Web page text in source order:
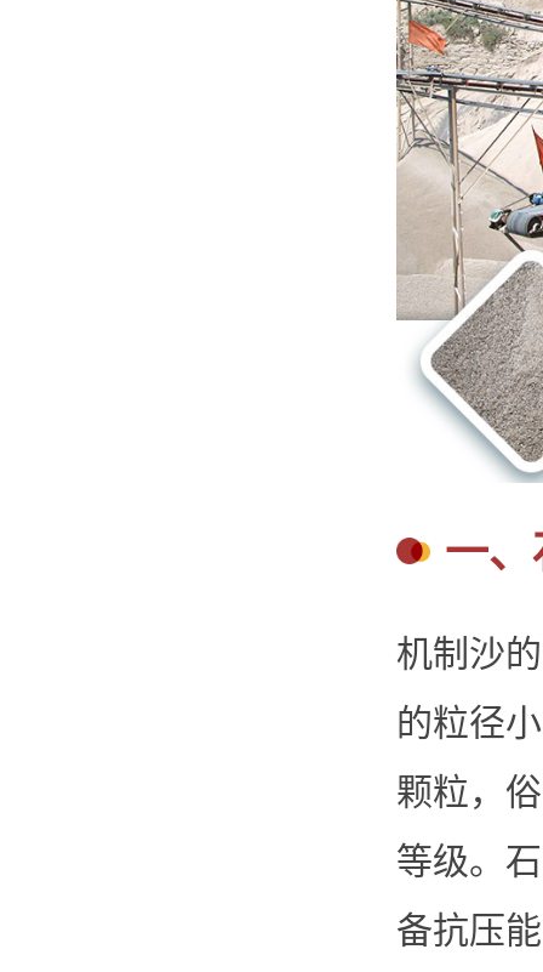
一
机制沙
的粒径
颗粒，
等级。
备抗压